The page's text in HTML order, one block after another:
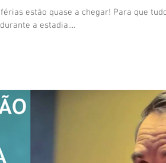
estão quase a chegar! Para que
a estadia....